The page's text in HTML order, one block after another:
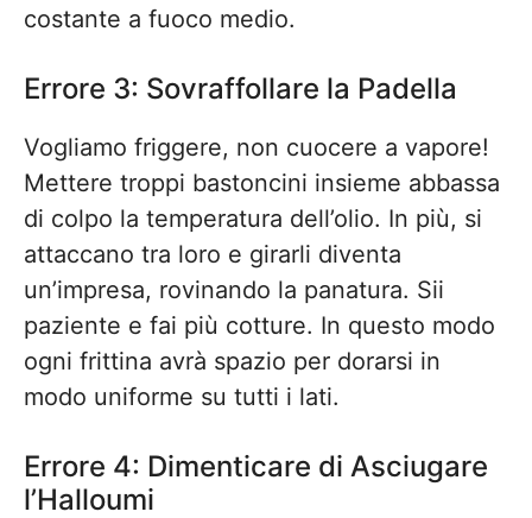
costante a fuoco medio.
Errore 3: Sovraffollare la Padella
Vogliamo friggere, non cuocere a vapore!
Mettere troppi bastoncini insieme abbassa
di colpo la temperatura dell’olio. In più, si
attaccano tra loro e girarli diventa
un’impresa, rovinando la panatura. Sii
paziente e fai più cotture. In questo modo
ogni frittina avrà spazio per dorarsi in
modo uniforme su tutti i lati.
Errore 4: Dimenticare di Asciugare
l’Halloumi